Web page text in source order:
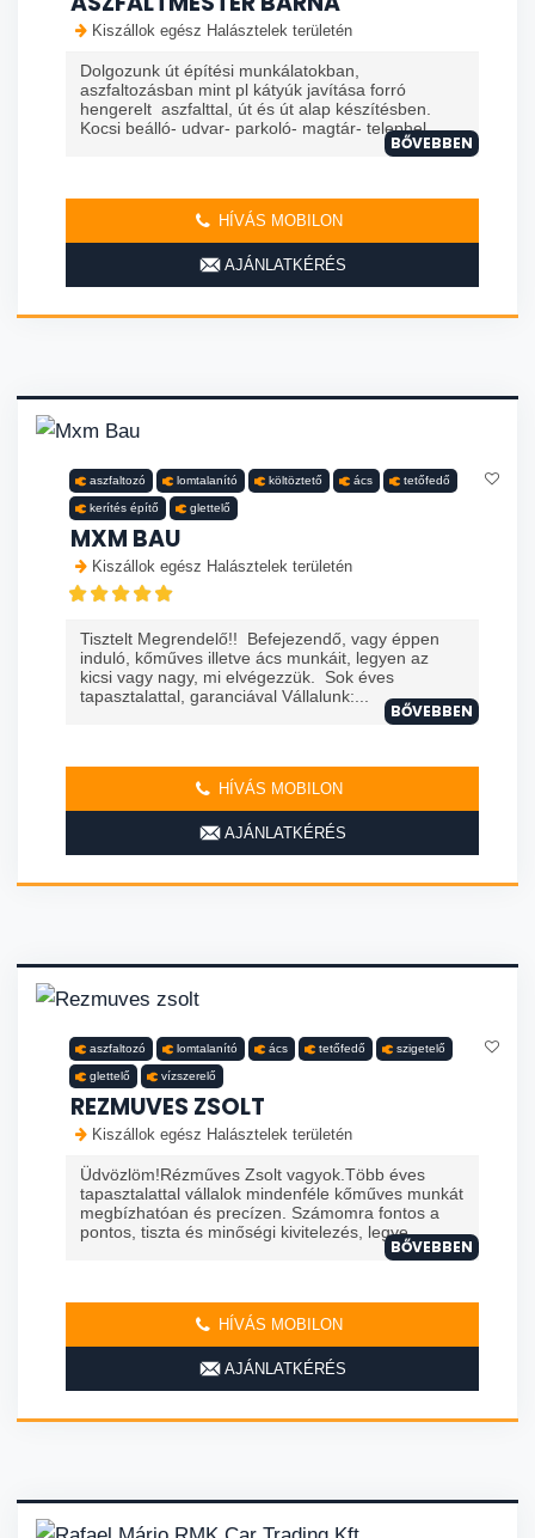
Kiszállok egész Halásztelek területén
Dolgozunk út építési munkálatokban,
aszfaltozásban mint pl kátyúk javítása forró
hengerelt aszfalttal, út és út alap készítésben.
Kocsi beálló- udvar- parkoló- magtár- telephel...
BŐVEBBEN
HÍVÁS MOBILON
AJÁNLATKÉRÉS
aszfaltozó lomtalanító költöztető ács tetőfedő
kerítés építő glettelő
MXM BAU
Kiszállok egész Halásztelek területén
Tisztelt Megrendelő!! Befejezendő, vagy éppen
induló, kőműves illetve ács munkáit, legyen az
kicsi vagy nagy, mi elvégezzük. Sok éves
tapasztalattal, garanciával Vállalunk:...
BŐVEBBEN
HÍVÁS MOBILON
AJÁNLATKÉRÉS
aszfaltozó lomtalanító ács tetőfedő szigetelő
glettelő vízszerelő
REZMUVES ZSOLT
Kiszállok egész Halásztelek területén
Üdvözlöm!Rézműves Zsolt vagyok.Több éves
tapasztalattal vállalok mindenféle kőműves munkát
megbízhatóan és precízen. Számomra fontos a
pontos, tiszta és minőségi kivitelezés, legye...
BŐVEBBEN
HÍVÁS MOBILON
AJÁNLATKÉRÉS